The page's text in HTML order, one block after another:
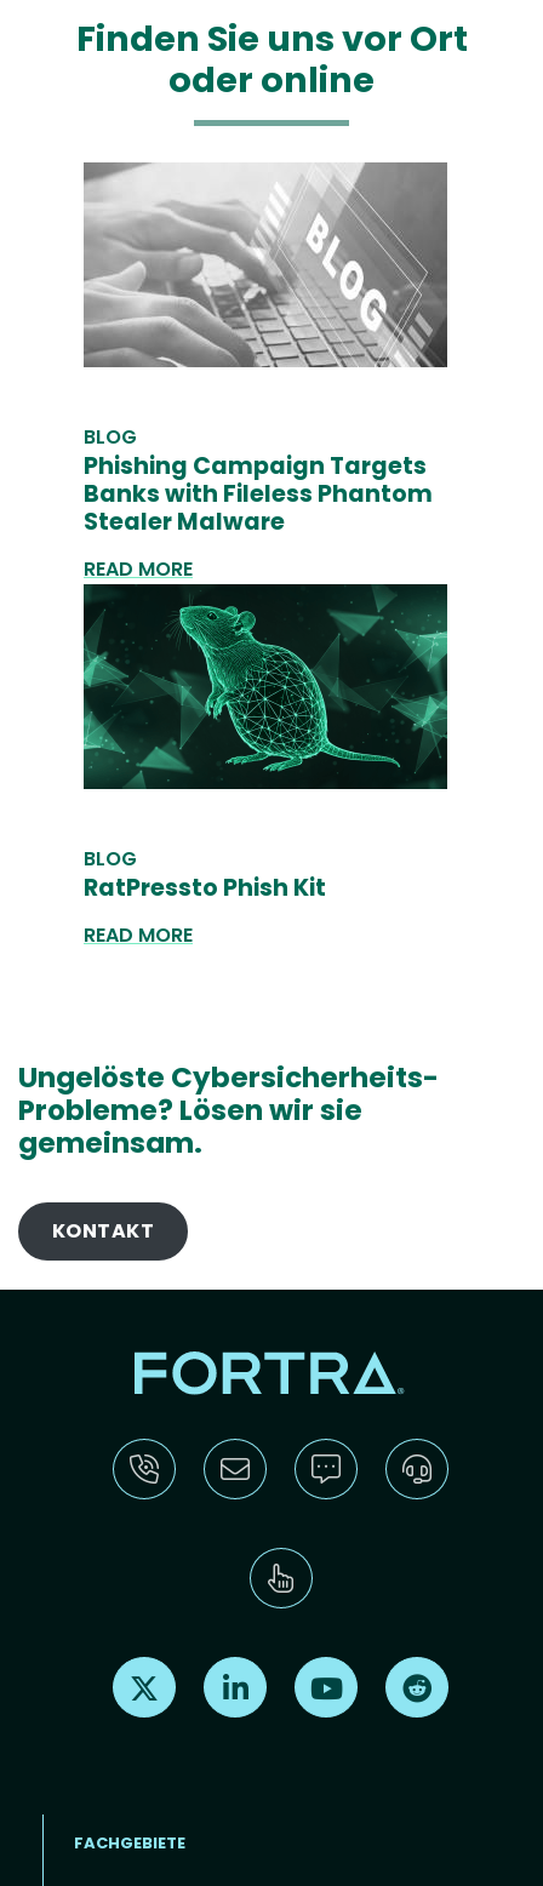
Finden Sie uns vor Ort
oder online
BLOG
Phishing Campaign Targets
Banks with Fileless Phantom
Stealer Malware
READ MORE
BLOG
RatPressto Phish Kit
READ MORE
Ungelöste Cybersicherheits-
Probleme? Lösen wir sie
gemeinsam.
KONTAKT
Find us on X Find us on LinkedInFind us on Youtube
FACHGEBIETE